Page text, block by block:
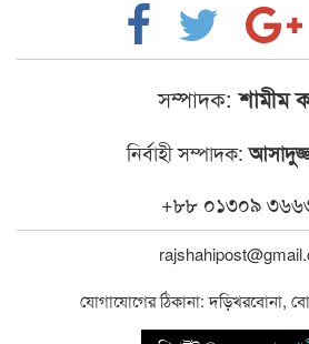
সম্পাদক: শামীম
নির্বাহী সম্পাদক:
+৮৮ ০১৩০৯
যোগাযোগের ঠিকানা: দড়িখরবোনা,